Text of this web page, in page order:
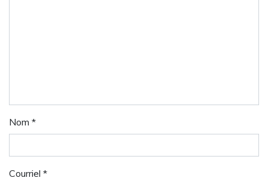
Nom *
Courriel *